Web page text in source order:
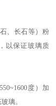
、长石等）粉
以保证玻璃质
度）加
璃。